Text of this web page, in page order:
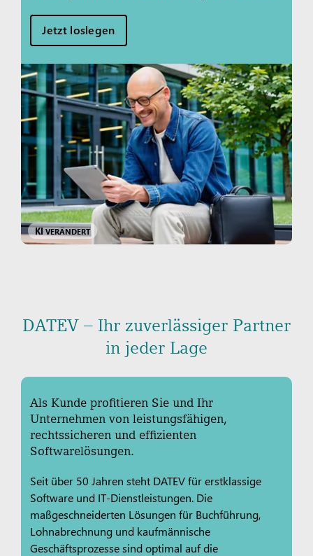
Jetzt loslegen
KI VERÄNDERT
DATEV – Ihr zuverlässiger Partner
in jeder Lage
Als Kunde profitieren Sie und Ihr
Unternehmen von leistungsfähigen,
rechtssicheren und effizienten
Softwarelösungen.
Seit über 50 Jahren steht DATEV für erstklassige
Software und IT-Dienstleistungen. Die
maßgeschneiderten Lösungen für Buchführung,
Lohnabrechnung und kaufmännische
Geschäftsprozesse sind optimal auf die